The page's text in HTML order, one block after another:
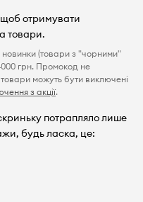
отримувати
товари.
(товари з "чорними"
грн. Промокод не
можуть бути виключені
з акції.
потрапляло лише
будь ласка, це: